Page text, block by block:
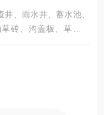
、雨水井、蓄水池、
砖、沟盖板、草地盖